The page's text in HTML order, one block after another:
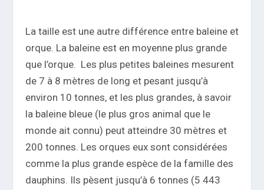
La taille est une autre différence entre baleine et
orque. La baleine est en moyenne plus grande
que l’orque. Les plus petites baleines mesurent
de 7 à 8 mètres de long et pesant jusqu’à
environ 10 tonnes, et les plus grandes, à savoir
la baleine bleue (le plus gros animal que le
monde ait connu) peut atteindre 30 mètres et
200 tonnes. Les orques eux sont considérées
comme la plus grande espèce de la famille des
dauphins. Ils pèsent jusqu’à 6 tonnes (5 443